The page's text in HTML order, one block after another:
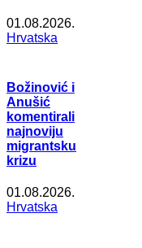
01.08.2026.
Hrvatska
Božinović i
Anušić
komentirali
najnoviju
migrantsku
krizu
01.08.2026.
Hrvatska